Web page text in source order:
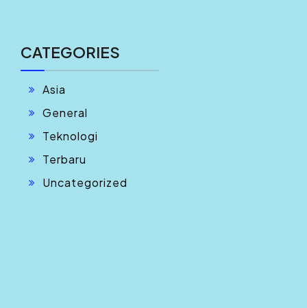
CATEGORIES
Asia
General
Teknologi
Terbaru
Uncategorized